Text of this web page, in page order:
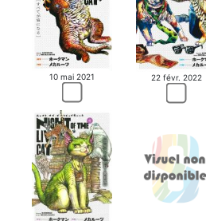
10 mai 2021 22 févr. 2022